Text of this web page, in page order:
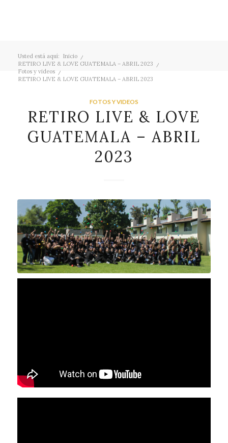
Usted está aquí: Inicio
/
RETIRO LIVE & LOVE GUATEMALA – ABRIL 2023
/
Fotos y videos
/
RETIRO LIVE & LOVE GUATEMALA – ABRIL 2023
FOTOS Y VIDEOS
RETIRO LIVE & LOVE
GUATEMALA – ABRIL
2023